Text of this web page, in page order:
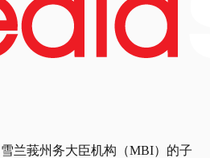
雪兰莪州务大臣机构（MBI）的子